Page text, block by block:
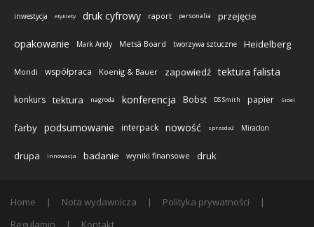
inwestycja etykiety druk cyfrowy raport personalia przejęcie
opakowanie Mark Andy Metsä Board tworzywa sztuczne Heidelberg
Mondi współpraca Koenig & Bauer zapowiedź tektura falista
konkurs tektura nagroda konferencja Bobst DS Smith papier Sidel
farby podsumowanie interpack nowość sprzedaż Miraclon
drupa innowacja badanie wyniki finansowe druk
Home Nota wydawnicza
Polityka prywatności
Regulamin
Kontakt